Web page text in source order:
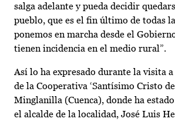
salga adelante y pueda decidir
pueblo, que es el fin último de todas
ponemos en marcha desde el
tienen incidencia en el medio rural”.
Así lo ha expresado durante la visita a
de la Cooperativa ‘Santísimo Cristo
Minglanilla (Cuenca), donde ha
el alcalde de la localidad, José Luis